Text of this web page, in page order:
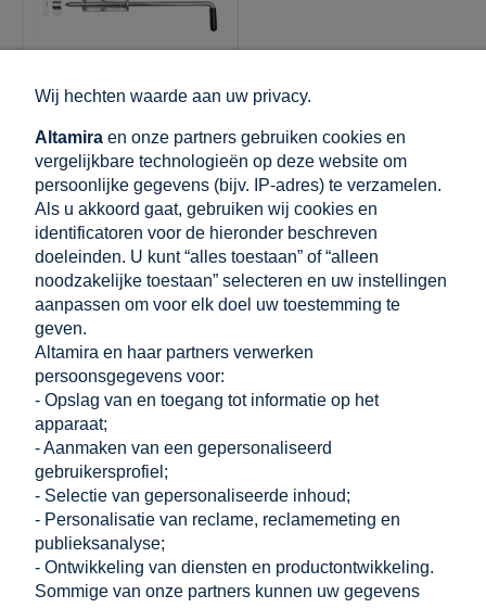
000-239
Grendel met veer
verzinkt 420x14 mm
€ 5,71
Netto prijs:€ 4,72
toevoegen aan
winkelwagen
WINKELEN
HELPEN
Wij hechten waarde aan uw privacy.
Altamira en onze partners gebruiken cookies en
vergelijkbare technologieën op deze website om
persoonlijke gegevens (bijv. IP-adres) te verzamelen.
Als u akkoord gaat, gebruiken wij cookies en
identificatoren voor de hieronder beschreven
doeleinden. U kunt “alles toestaan” of “alleen
noodzakelijke toestaan” selecteren en uw instellingen
aanpassen om voor elk doel uw toestemming te
geven.
Altamira en haar partners verwerken
persoonsgegevens voor:
- Opslag van en toegang tot informatie op het
apparaat;
- Aanmaken van een gepersonaliseerd
gebruikersprofiel;
- Selectie van gepersonaliseerde inhoud;
- Personalisatie van reclame, reclamemeting en
publieksanalyse;
- Ontwikkeling van diensten en productontwikkeling.
Sommige van onze partners kunnen uw gegevens